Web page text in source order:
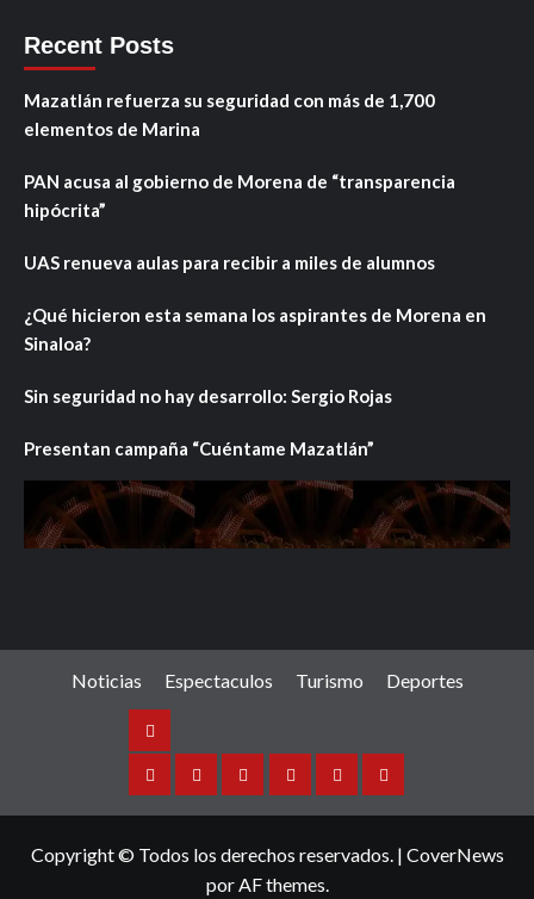
Recent Posts
Mazatlán refuerza su seguridad con más de 1,700
elementos de Marina
PAN acusa al gobierno de Morena de “transparencia
hipócrita”
UAS renueva aulas para recibir a miles de alumnos
¿Qué hicieron esta semana los aspirantes de Morena en
Sinaloa?
Sin seguridad no hay desarrollo: Sergio Rojas
Presentan campaña “Cuéntame Mazatlán”
Noticias Espectaculos Turismo Deportes
Noticias
SinaloaNacionalInternacionalEspectaculos
TurismoDeportes
Copyright © Todos los derechos reservados. | CoverNews
por AF themes.